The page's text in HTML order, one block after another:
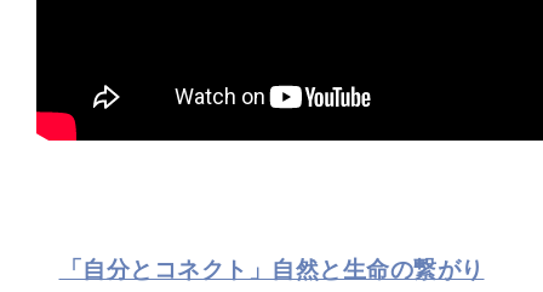
「自分とコネクト」自然と生命の繋がり